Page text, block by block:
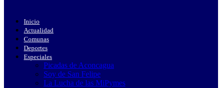
Inicio
Actualidad
Comunas
Deportes
Especiales
Picadas de Aconcagua
Soy de San Felipe
La Lucha de las MiPymes